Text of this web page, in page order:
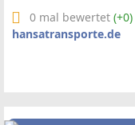
0 mal bewertet (+0)
hansatransporte.de